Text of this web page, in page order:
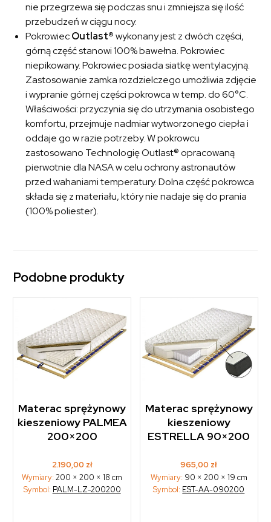
nie przegrzewa się podczas snu i zmniejsza się ilość
przebudzeń w ciągu nocy.
PokrowiecOutlast®wykonany jest z dwóch części,
górną część stanowi 100% bawełna. Pokrowiec
niepikowany. Pokrowiec posiada siatkę wentylacyjną.
Zastosowanie zamka rozdzielczego umożliwia zdjęcie
i wypranie górnej części pokrowca w temp. do 60°C.
Właściwości: przyczynia się do utrzymania osobistego
komfortu, przejmuje nadmiar wytworzonego ciepła i
oddaje go w razie potrzeby. W pokrowcu
zastosowano Technologię Outlast® opracowaną
pierwotnie dla NASA w celu ochrony astronautów
przed wahaniami temperatury. Dolna część pokrowca
składa się z materiału, który nie nadaje się do prania
(100% poliester).
Podobne produkty
Materac sprężynowy
kieszeniowy PALMEA
200×200
2.190,00 zł
Wymiary:200 × 200 × 18 cm
Symbol: PALM-LZ-200200
Materac sprężynowy
kieszeniowy
ESTRELLA 90×200
965,00 zł
Wymiary: 90 × 200 × 19 cm
Symbol: EST-AA-090200